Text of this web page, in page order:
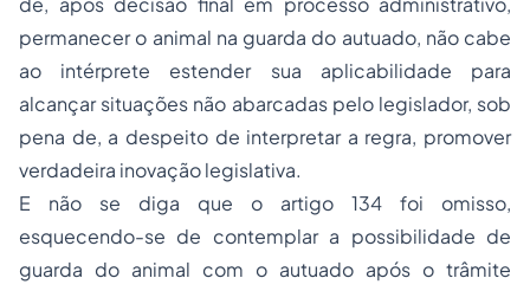
permanecer o animal na guarda do autuado, não cabe
ao intérprete estender sua aplicabilidade para
alcançar situações não abarcadas pelo legislador, sob
pena de, a despeito de interpretar a regra, promover
verdadeira inovação legislativa.
E não se diga que o artigo 134 foi omisso,
esquecendo-se de contemplar a possibilidade de
guarda do animal com o autuado após o trâmite